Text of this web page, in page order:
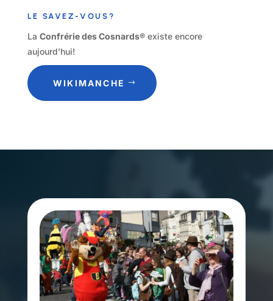
LE SAVEZ-VOUS?
La Confrérie des Cosnards®existe encore
aujourd’hui!
WIKIMANCHE